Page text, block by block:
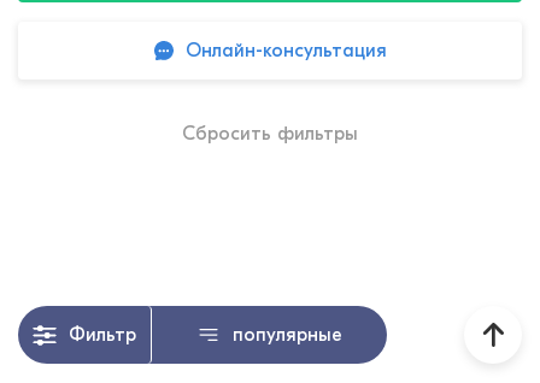
Онлайн-консультация
Сбросить фильтры
Фильтр популярные